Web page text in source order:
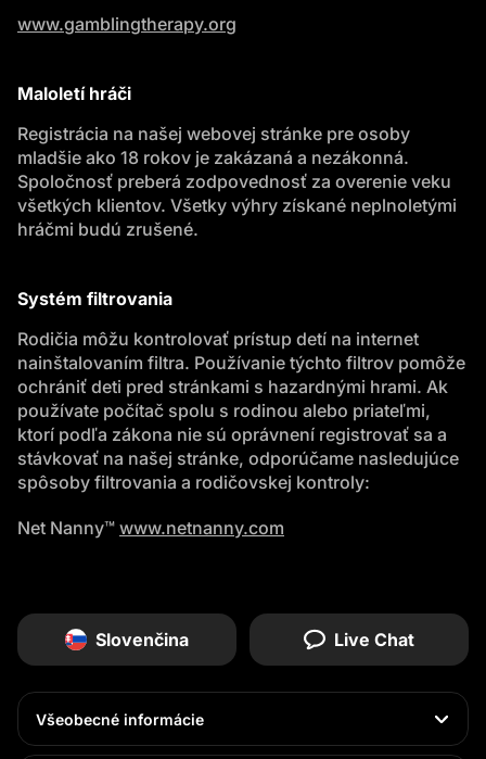
www.gamblingtherapy.org
Maloletí hráči
Registrácia na našej webovej stránke pre osoby
mladšie ako 18 rokov je zakázaná a nezákonná.
Spoločnosť preberá zodpovednosť za overenie veku
všetkých klientov. Všetky výhry získané neplnoletými
hráčmi budú zrušené.
Systém filtrovania
Rodičia môžu kontrolovať prístup detí na internet
nainštalovaním filtra. Používanie týchto filtrov pomôže
ochrániť deti pred stránkami s hazardnými hrami. Ak
používate počítač spolu s rodinou alebo priateľmi,
ktorí podľa zákona nie sú oprávnení registrovať sa a
stávkovať na našej stránke, odporúčame nasledujúce
spôsoby filtrovania a rodičovskej kontroly:
Net Nanny™ www.netnanny.com
Slovenčina Live Chat
Všeobecné informácie